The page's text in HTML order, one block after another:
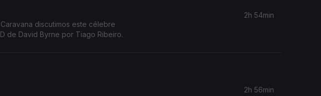
discutimos este célebre
de David Byrne por Tiago Ribeiro.
2h 54min
2h 56min